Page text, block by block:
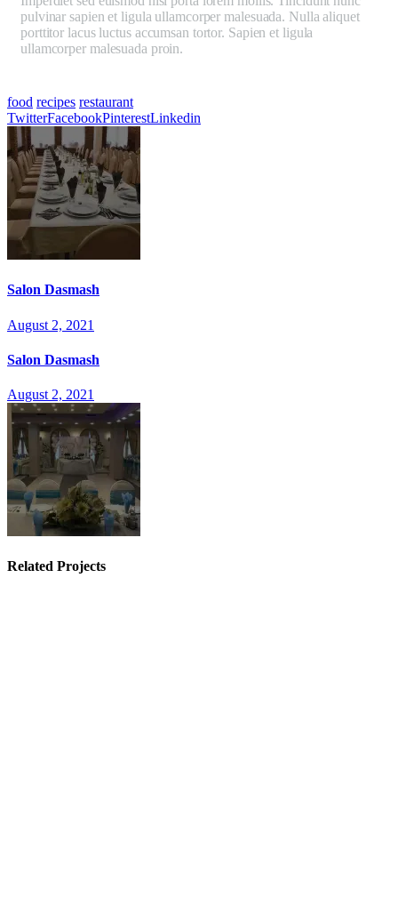
pulvinar sapien et ligula ullamcorper malesuada. Nulla aliquet
porttitor lacus luctus accumsan tortor. Sapien et ligula
ullamcorper malesuada proin.
food recipes restaurant
TwitterFacebookPinterestLinkedin
Salon Dasmash
August 2, 2021
Salon Dasmash
August 2, 2021
Related Projects